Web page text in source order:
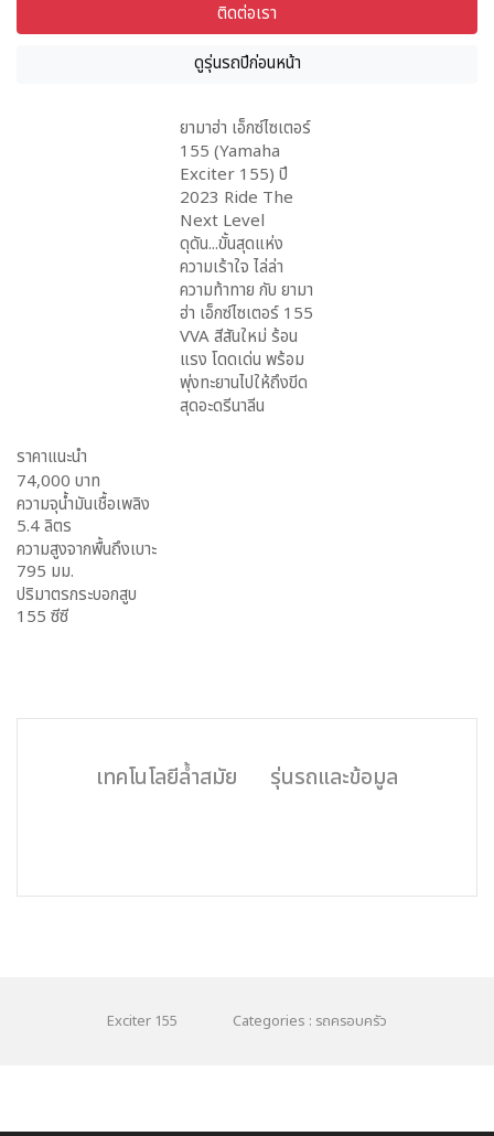
ติดต่อเรา
ดูรุ่นรถปีก่อนหน้า
ยามาฮ่า เอ็กซ์ไซเตอร์
155 (Yamaha
Exciter 155) ปี
2023 Ride The
Next Level
ดุดัน...ขั้นสุดแห่ง
ความเร้าใจ ไล่ล่า
ความท้าทาย กับ ยามา
ฮ่า เอ็กซ์ไซเตอร์ 155
VVA สีสันใหม่ ร้อน
แรง โดดเด่น พร้อม
พุ่งทะยานไปให้ถึงขีด
สุดอะดรีนาลีน
ราคาแนะนำ
74,000 บาท
ความจุน้ำมันเชื้อเพลิง
5.4 ลิตร
ความสูงจากพื้นถึงเบาะ
795 มม.
ปริมาตรกระบอกสูบ
155 ซีซี
เทคโนโลยีล้ำสมัย รุ่นรถและข้อมูล
Exciter 155 Categories : รถครอบครัว